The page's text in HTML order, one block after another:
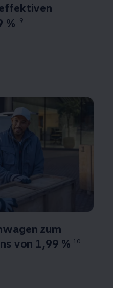
%
9
zum
von 1,99 % 10